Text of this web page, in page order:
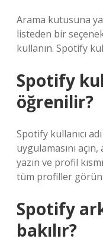
Arama kutusuna
listeden bir
kullanın. Spotify
Spotify
öğrenilir?
Spotify kullanıcı
uygulamasını açın,
yazın ve profil
tüm profiller
Spotify
bakılır?